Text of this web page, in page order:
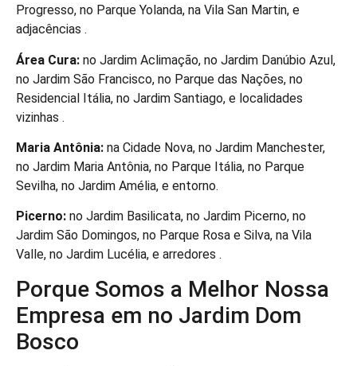
Progresso, no Parque Yolanda, na Vila San Martin, e
adjacências .
Área Cura: no Jardim Aclimação, no Jardim Danúbio Azul,
no Jardim São Francisco, no Parque das Nações, no
Residencial Itália, no Jardim Santiago, e localidades
vizinhas .
Maria Antônia: na Cidade Nova, no Jardim Manchester,
no Jardim Maria Antônia, no Parque Itália, no Parque
Sevilha, no Jardim Amélia, e entorno.
Picerno: no Jardim Basilicata, no Jardim Picerno, no
Jardim São Domingos, no Parque Rosa e Silva, na Vila
Valle, no Jardim Lucélia, e arredores .
Porque Somos a Melhor Nossa
Empresa em no Jardim Dom
Bosco